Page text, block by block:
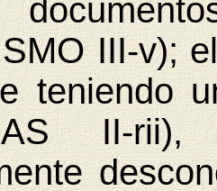
III-v);
teniendo
II-